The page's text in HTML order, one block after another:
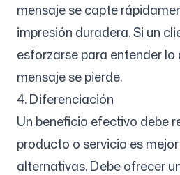
mensaje se capte
impresión duradera. Si un
esforzarse para entender lo
mensaje se pierde.
4. Diferenciación
Un beneficio efectivo debe
producto o servicio es
alternativas. Debe ofrecer